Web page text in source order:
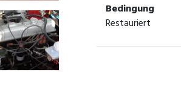
Bedingung
Restauriert